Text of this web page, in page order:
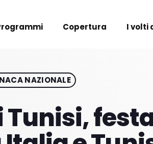
Copertura I volti
NAZIONALE
Tunisi,